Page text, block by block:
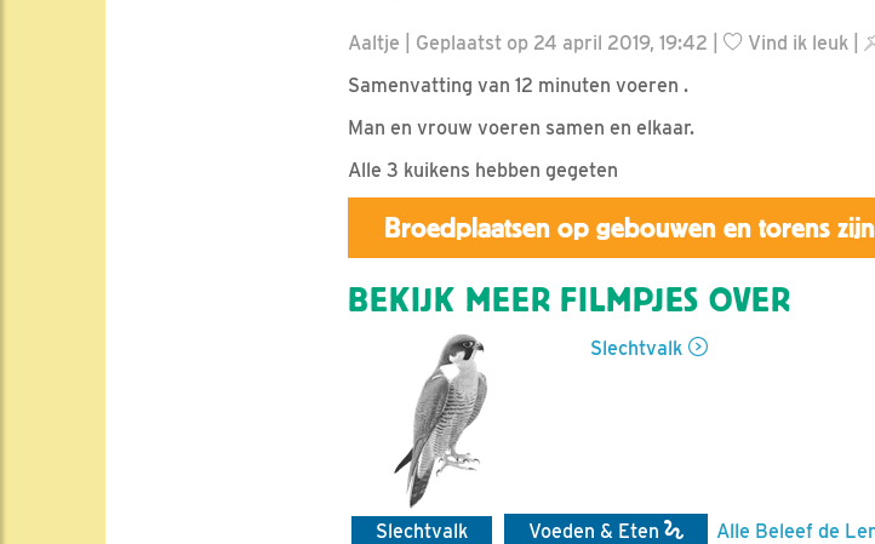
Aaltje | Geplaatst op 24 april 2019, 19:42 | Vind ik leuk
Samenvatting van 12 minuten voeren .
Man en vrouw voeren samen en elkaar.
Alle 3 kuikens hebben gegeten
Broedplaatsen op gebouwen en torens
BEKIJK MEER FILMPJES OVER
Slechtvalk
Slechtvalk Voeden & Eten Alle Beleef de